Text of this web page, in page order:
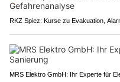
RKZ Spiez: Kurse zu Evakuation,
MRS Elektro GmbH: Ihr Experte für